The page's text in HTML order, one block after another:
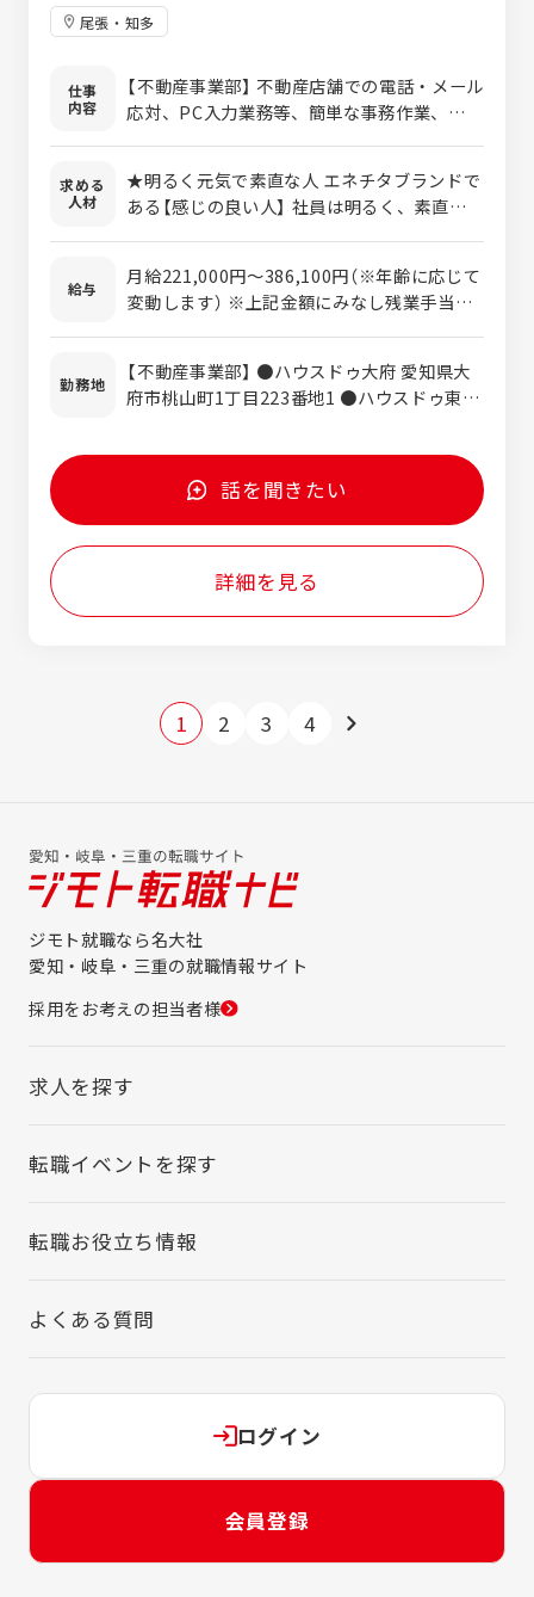
ョップ岐南／岐阜県羽島郡岐南町上印食4-
151 [最寄り駅]細畑駅 ・auショップ高山
高山駅 ・auショップ松阪／三重県松阪市川井
町473-1 [最寄り駅]松阪駅 ・auショップ
鵜方／三重県志摩市阿児町鵜方1622-2 [最
寄り駅]鵜方駅 ・auショップ久居／三重県津
市久居明神町75-2 [最寄り駅]久居駅 ・au
尾張・知多
仕事
内容
【不動産事業部】 不動産店舗での電話・メール
応対、PC入力業務等、簡単な事務作業、市役
務経験がない方やブランクがある方なども大
歓迎です◎ どこにお願いしても商品・価格は
同じです。 だからこそ【人】で選んで頂ける会
社を目指しております！ お客様のお役に立ち
たいという気持ちを一番に業務に取り組んで
求める
人材
★明るく元気で素直な人 エネチタブランドで
ある【感じの良い人】 社員は明るく、素直な人
要と考えています。 ★すぐに行動できる人 一
般的な企業に比べ、更にスピード感が重視さ
れています。日々の業務はもちろん、お客様
への対応、業務改善、あらゆる場面でスピー
ド感を求めています。 業務を早く終わらせる
で助け合える人 能力や知識・経験は一切問い
ません！ エネチタではチームワークを最も大
切にしています！ 自分１人で成果を出すより
もチームで助け合って店舗の目標を達成して
いく、チームとしての成果・成長を大切にし
ています！！
給与
月給221,000円～386,100円（※年齢に応じて
変動します） ※上記金額にみなし残業手当含
給 年1回（4月） 平均年収 648万円（2025年
実績） 業界トップクラスの年収です！ ※愛
464万円、三重県の平均年収481万円 ◇イン
センティブあり ◇ 交通費支給 （ガソリン代
を基本とし、上限37,920円まで支給） ◇ 雇用
勤務地
【不動産事業部】 ●ハウスドゥ大府 愛知県大
府市桃山町1丁目223番地1 ●ハウスドゥ東海
東浦・阿久比 愛知県知多郡東浦町緒川下出口
24番1 ●ハウスドゥ常滑 愛知県常滑市栄町二
丁目1 ●ハウスドゥ知多 愛知県知多市清水が
丘1丁目1712番 ●ハウスドゥ半田中央 愛知
県半田市星崎町3丁目22-9 ●ハウスドゥ半田
武豊 愛知県半田市青山4丁目4-14 ◆ハウスド
話を聞きたい
詳細を見る
1 2 3 4
ジモト就職なら名大社
愛知・岐阜・三重の就職情報サイト
採用をお考えの担当者様
求人を探す
転職イベントを探す
転職お役立ち情報
よくある質問
ログイン
会員登録